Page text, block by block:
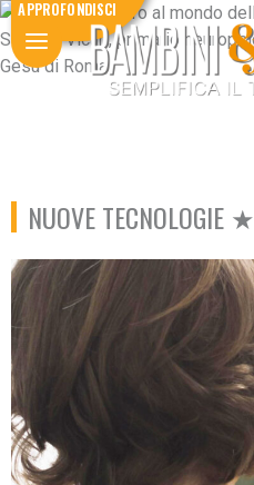
APPROFONDISCI
NUOVE TECNOLOGIE ★